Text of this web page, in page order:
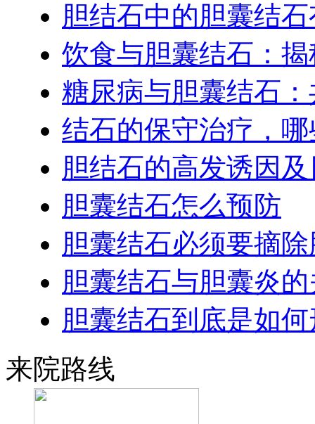
胆结石中的胆囊结
饮食与胆囊结石：
糖尿病与胆囊结石
结石的保守治疗，
胆结石的高发诱因
胆囊结石怎么预防
胆囊结石必须要摘
胆囊结石与胆囊炎
胆囊结石到底是如
来院路线